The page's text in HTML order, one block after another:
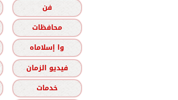
فن
محافظات
وا إسلاماه
فيديو الزمان
خدمات